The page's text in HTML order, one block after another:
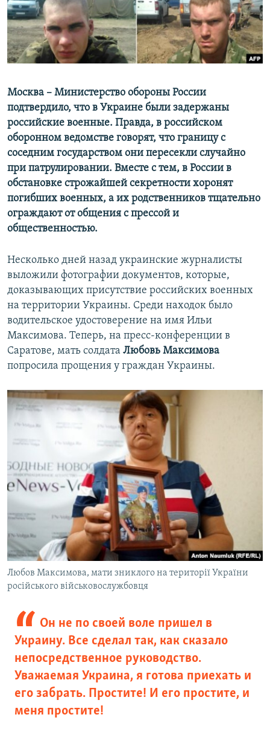
ПОБЕДИТЕЛЕЙ НЕ СУДЯТ?
КРЫМ.НЕПОКОРЕННЫЙ
ELIFBE
ПРИСОЕДИНЯЙТЕСЬ!
Все сайты RFE/RL
Москва – Министерство обороны России
подтвердило, что в Украине были задержаны
российские военные. Правда, в российском
оборонном ведомстве говорят, что границу с
соседним государством они пересекли случайно
при патрулировании. Вместе с тем, в России в
обстановке строжайшей секретности хоронят
погибших военных, а их родственников тщательно
ограждают от общения с прессой и
общественностью.
Несколько дней назад украинские журналисты
выложили фотографии документов, которые,
доказывающих присутствие российских военных
на территории Украины. Среди находок было
водительское удостоверение на имя Ильи
Максимова. Теперь, на пресс-конференции в
Саратове, мать солдата Любовь Максимова
попросила прощения у граждан Украины.
Любов Максимова, мати зниклого на території України
російського військовослужбовця
Он не по своей воле пришел в
Украину. Все сделал так, как сказало
непосредственное руководство.
Уважаемая Украина, я готова приехать и
его забрать. Простите! И его простите, и
меня простите!